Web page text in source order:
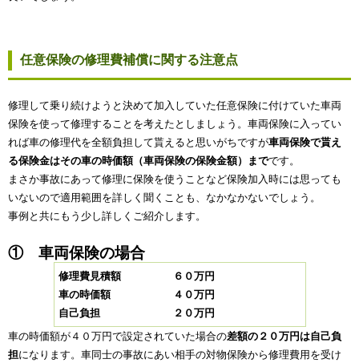
任意保険の修理費補償に関する注意点
修理して乗り続けようと決めて加入していた任意保険に付けていた車両
保険を使って修理することを考えたとしましょう。車両保険に入ってい
れば車の修理代を全額負担して貰えると思いがちですが車両保険で貰え
る保険金はその車の時価額（車両保険の保険金額）までです。
まさか事故にあって修理に保険を使うことなど保険加入時には思っても
いないので適用範囲を詳しく聞くことも、なかなかないでしょう。
事例と共にもう少し詳しくご紹介します。
① 車両保険の場合
修理費見積額 ６０万円
車の時価額 ４０万円
自己負担 ２０万円
車の時価額が４０万円で設定されていた場合の差額の２０万円は自己負
担になります。車同士の事故にあい相手の対物保険から修理費用を受け